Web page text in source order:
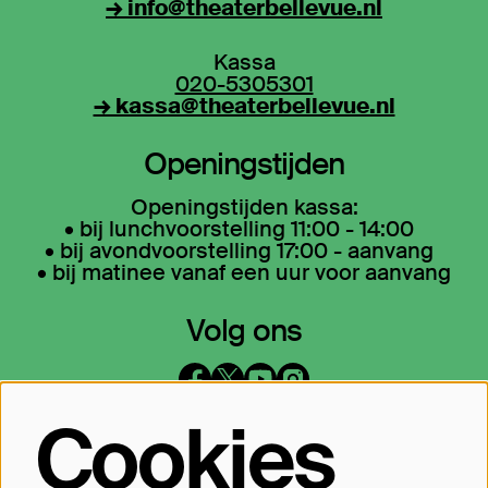
→ info@theaterbellevue.nl
Kassa
020-5305301
→ kassa@theaterbellevue.nl
Openingstijden
Openingstijden kassa:
• bij lunchvoorstelling 11:00 - 14:00
• bij avondvoorstelling 17:00 - aanvang
• bij matinee vanaf een uur voor aanvang
Volg ons
Op de hoogte blijven?
Cookies